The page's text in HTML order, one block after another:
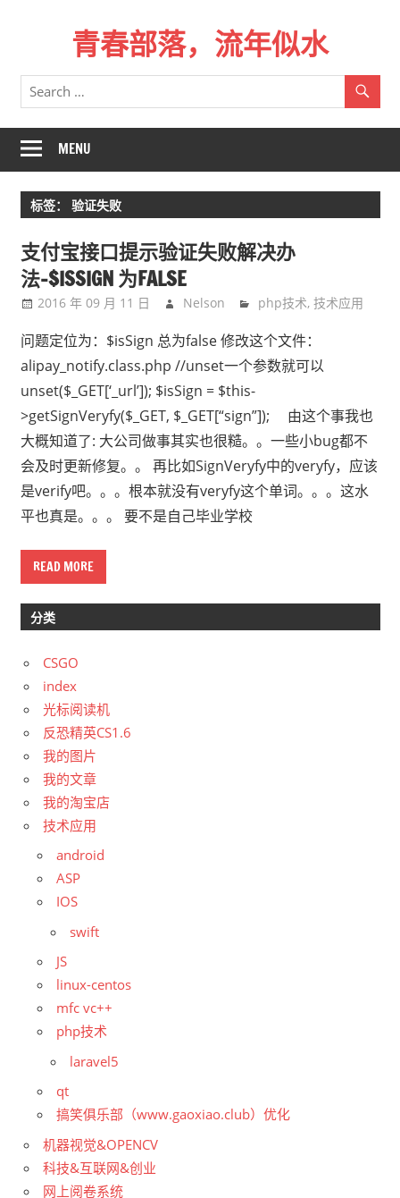
青春部落，流年似水
青
春
一
场
远
行，
总
记
不
起
来
时
的
路。
MENU
标签： 验证失败
支付宝接口提示验证失败解决办
法-$ISSIGN 为FALSE
2016 年 09 月 11 日 Nelson php技术,技术应用
问题定位为：$isSign 总为false 修改这个文件：
alipay_notify.class.php //unset一个参数就可以
unset($_GET[‘_url’]); $isSign = $this-
>getSignVeryfy($_GET, $_GET[“sign”]); 由这个事我也
大概知道了: 大公司做事其实也很糙。。一些小bug都不
会及时更新修复。。 再比如SignVeryfy中的veryfy，应该
是verify吧。。。根本就没有veryfy这个单词。。。这水
平也真是。。。 要不是自己毕业学校
READ MORE
分类
CSGO
index
光标阅读机
反恐精英CS1.6
我的图片
我的文章
我的淘宝店
技术应用
android
ASP
IOS
swift
JS
linux-centos
mfc vc++
php技术
laravel5
qt
搞笑俱乐部（www.gaoxiao.club）优化
机器视觉&OPENCV
科技&互联网&创业
网上阅卷系统